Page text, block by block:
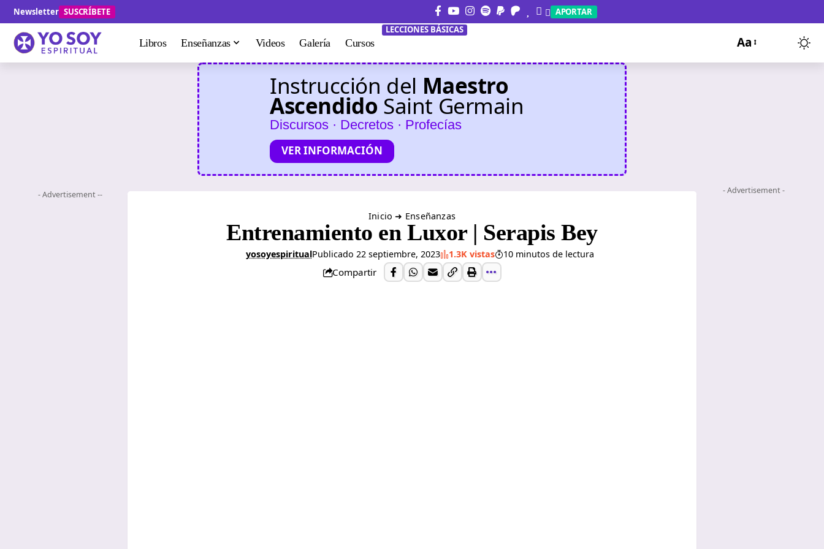
Newsletter SUSCRÍBETE APORTAR
Libros Enseñanzas Videos Galería Cursos
LECCIONES BÁSICAS
Aa
Instrucción del Maestro
Ascendido Saint Germain
Discursos · Decretos · Profecías
VER INFORMACIÓN
- Advertisement --
Inicio ➜ Enseñanzas
Entrenamiento en Luxor | Serapis Bey
yosoyespiritualPublicado 22 septiembre, 2023 1.3K vistas 10 minutos de lectura
Compartir
- Advertisement -